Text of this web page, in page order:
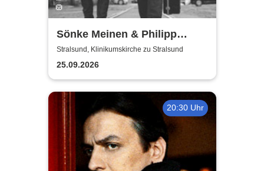
Sönke Meinen & Philipp
Wiechert | Konzert in
Klinikumskirche Strasund
Stralsund, Klinikumskirche zu Stralsund
25.09.2026
20:30 Uhr